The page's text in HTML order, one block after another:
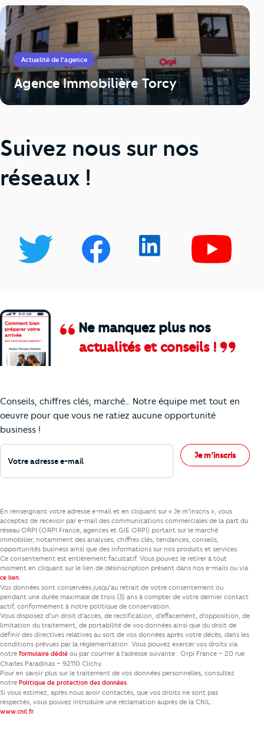
Actualité de l'agence
Agence Immobilière Torcy
Suivez nous sur nos
réseaux !
Ne manquez plus nos
actualités et conseils !
Conseils, chiffres clés, marché… Notre équipe met tout en
oeuvre pour que vous ne ratiez aucune opportunité
business !
Votre adresse e-mail
Je m’inscris
En renseignant votre adresse e-mail et en cliquant sur « Je m’inscris », vous
acceptez de recevoir par e-mail des communications commerciales de la part du
réseau ORPI (ORPI France, agences et GIE ORPI) portant sur le marché
immobilier, notamment des analyses, chiffres clés, tendances, conseils,
opportunités business ainsi que des informations sur nos produits et services.
Ce consentement est entièrement facultatif. Vous pouvez le retirer à tout
moment en cliquant sur le lien de désinscription présent dans nos e-mails ou via
ce lien.
Vos données sont conservées jusqu’au retrait de votre consentement ou
pendant une durée maximale de trois (3) ans à compter de votre dernier contact
actif, conformément à notre politique de conservation.
Vous disposez d’un droit d’accès, de rectification, d’effacement, d’opposition, de
limitation du traitement, de portabilité de vos données ainsi que du droit de
définir des directives relatives au sort de vos données après votre décès, dans les
conditions prévues par la réglementation. Vous pouvez exercer vos droits via
notre formulaire dédié ou par courrier à l’adresse suivante : Orpi France – 20 rue
Charles Paradinas – 92110 Clichy.
Pour en savoir plus sur le traitement de vos données personnelles, consultez
notre Politique de protection des données.
Si vous estimez, après nous avoir contactés, que vos droits ne sont pas
respectés, vous pouvez introduire une réclamation auprès de la CNIL :
www.cnil.fr.